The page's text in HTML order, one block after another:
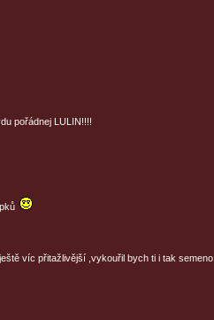
pořádnej LULIN!!!!
víc přitažlivější ,vykouřil bych ti i tak semeno